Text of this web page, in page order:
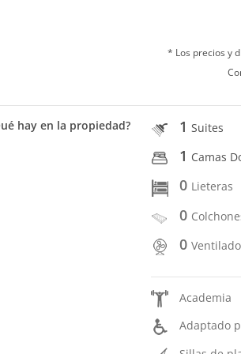
* Los precios y
hay en la propiedad? 1Suites
1 Camas
0 Lieteras
0
0
Academia
Adaptado